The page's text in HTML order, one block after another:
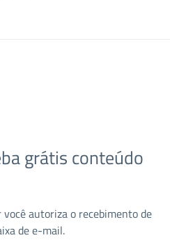
grátis conteúdo
autoriza o recebimento de
de e-mail.